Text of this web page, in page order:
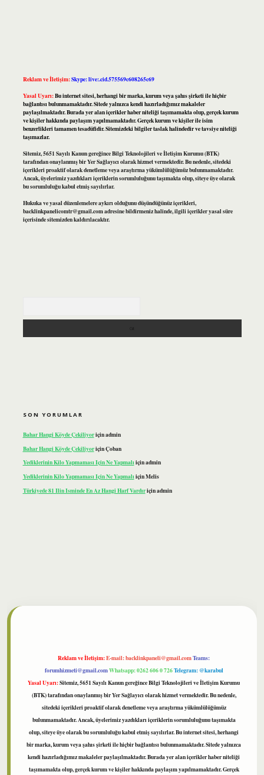
Reklam ve İletişim:Skype: live:.cid.575569c608265c69
Yasal Uyarı:Bu internet sitesi, herhangi bir marka, kurum veya şahıs şirketi ile hiçbir
bağlantısı bulunmamaktadır. Sitede yalnızca kendi hazırladığımız makaleler
paylaşılmaktadır. Burada yer alan içerikler haber niteliği taşımamakta olup, gerçek kurum
ve kişiler hakkında paylaşım yapılmamaktadır. Gerçek kurum ve kişiler ile isim
benzerlikleri tamamen tesadüfidir. Sitemizdeki bilgiler taslak halindedir ve tavsiye niteliği
taşımazlar.
Sitemiz, 5651 Sayılı Kanun gereğince Bilgi Teknolojileri ve İletişim Kurumu (BTK)
tarafından onaylanmış bir Yer Sağlayıcı olarak hizmet vermektedir. Bu nedenle, sitedeki
içerikleri proaktif olarak denetleme veya araştırma yükümlülüğümüz bulunmamaktadır.
Ancak, üyelerimiz yazdıkları içeriklerin sorumluluğunu taşımakta olup, siteye üye olarak
bu sorumluluğu kabul etmiş sayılırlar.
Hukuka ve yasal düzenlemelere aykırı olduğunu düşündüğünüz içerikleri,
backlinkpanelicomtr@gmail.comadresine bildirmeniz halinde, ilgili içerikler yasal süre
içerisinde sitemizden kaldırılacaktır.
SON YORUMLAR
Bahar Hangi Köyde Çekiliyoriçinadmin
Bahar Hangi Köyde ÇekiliyoriçinÇoban
Yediklerinin Kilo Yapmaması Için Ne Yapmalıiçinadmin
Yediklerinin Kilo Yapmaması Için Ne YapmalıiçinMelis
Türkiyede 81 Ilin Isminde En Az Hangi Harf Vardıriçinadmin
Reklam ve İletişim:E-mail:backlinkpaneli@gmail.comTeams:
forumhizmeti@gmail.comWhatsapp: 0262 606 0 726Telegram: @karabul
Yasal Uyarı:Sitemiz, 5651 Sayılı Kanun gereğince Bilgi Teknolojileri ve İletişim Kurumu
(BTK) tarafından onaylanmış bir Yer Sağlayıcı olarak hizmet vermektedir. Bu nedenle,
sitedeki içerikleri proaktif olarak denetleme veya araştırma yükümlülüğümüz
bulunmamaktadır. Ancak, üyelerimiz yazdıkları içeriklerin sorumluluğunu taşımakta
olup, siteye üye olarak bu sorumluluğu kabul etmiş sayılırlar. Bu internet sitesi, herhangi
bir marka, kurum veya şahıs şirketi ile hiçbir bağlantısı bulunmamaktadır. Sitede yalnızca
kendi hazırladığımız makaleler paylaşılmaktadır. Burada yer alan içerikler haber niteliği
taşımamakta olup, gerçek kurum ve kişiler hakkında paylaşım yapılmamaktadır. Gerçek